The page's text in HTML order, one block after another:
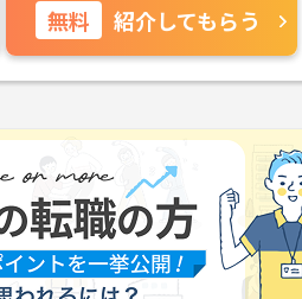
無料 紹介してもらう